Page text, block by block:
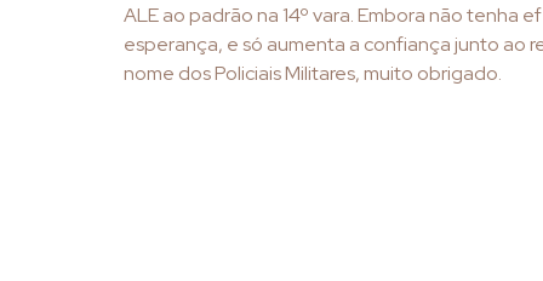
ALE ao padrão na 14º vara. Embora não tenha
esperança, e só aumenta a confiança junto ao
nome dos Policiais Militares, muito obrigado.